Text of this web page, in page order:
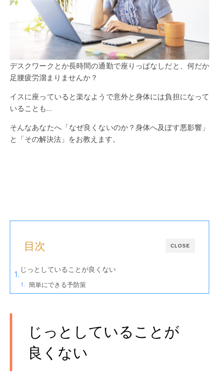
デスクワークとか長時間の通勤で座りっぱなしだと、何だか
足腰疲労溜まりませんか？
イスに座っていると楽なようで意外と身体には負担になって
いることも…
そんなあなたへ「なぜ良くないのか？身体へ及ぼす悪影響」
と「その解決法」をお教えます。
CLOSE
目次
じっとしていることが良くない
簡単にできる予防策
じっとしていることが
良くない